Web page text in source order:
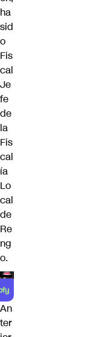
ha
sid
o
Fis
cal
Je
fe
de
la
Fis
cal
ía
Lo
cal
de
Re
ng
o.
An
ter